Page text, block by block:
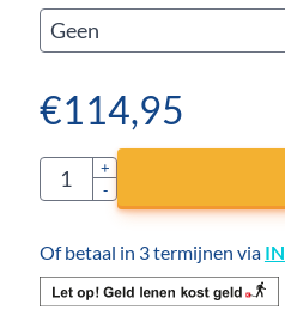
€114,95
Aantal+
-
Of betaal in 3 termijnen via